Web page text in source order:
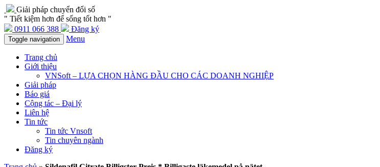
Giải pháp chuyển đổi số
" Tiết kiệm hơn để sống tốt hơn "
0911 066 388
Đăng ký
Toggle navigation Menu
Trang chủ
Giới thiệu
VNSoft – LỰA CHỌN HÀNG ĐẦU CHO CÁC DOANH NGHIỆP
Giải pháp
Báo giá
Cộng tác – Đại lý
Liên hệ
Tin tức
Tin tức Vnsoft
Tin chuyên ngành
Đăng ký